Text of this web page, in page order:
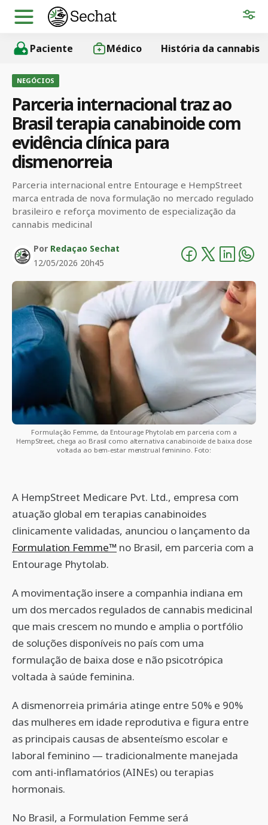
Paciente Médico História da cannabis
NEGÓCIOS
Parceria internacional traz ao
Brasil terapia canabinoide com
evidência clínica para
dismenorreia
Parceria internacional entre Entourage e HempStreet
marca entrada de nova formulação no mercado regulado
brasileiro e reforça movimento de especialização da
cannabis medicinal
Por Redaçao Sechat
12/05/2026 20h45
Formulação Femme, da Entourage Phytolab em parceria com a
HempStreet, chega ao Brasil como alternativa canabinoide de baixa dose
voltada ao bem-estar menstrual feminino. Foto:
A HempStreet Medicare Pvt. Ltd., empresa com
atuação global em terapias canabinoides
clinicamente validadas, anunciou o lançamento da
Formulation Femme™ no Brasil, em parceria com a
Entourage Phytolab.
A movimentação insere a companhia indiana em
um dos mercados regulados de cannabis medicinal
que mais crescem no mundo e amplia o portfólio
de soluções disponíveis no país com uma
formulação de baixa dose e não psicotrópica
voltada à saúde feminina.
A dismenorreia primária atinge entre 50% e 90%
das mulheres em idade reprodutiva e figura entre
as principais causas de absenteísmo escolar e
laboral feminino — tradicionalmente manejada
com anti-inflamatórios (AINEs) ou terapias
hormonais.
No Brasil, a Formulation Femme será